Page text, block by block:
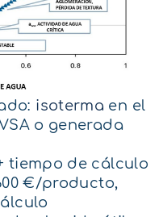
isoterma en el
o generada
tiempo de cálculo
€/producto,